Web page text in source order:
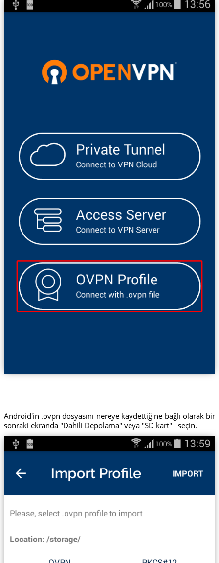
Android'in .ovpn dosyasını nereye kaydettiğine bağlı olarak bir
sonraki ekranda "Dahili Depolama" veya "SD kart" ı seçin.